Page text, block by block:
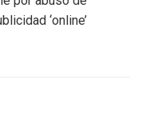
‘online’